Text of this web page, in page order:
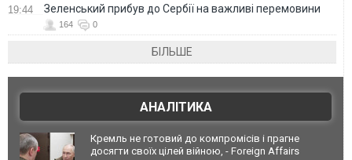
19:44 Зеленський прибув до Сербії на важливі перемовини
164 0
БІЛЬШЕ
АНАЛІТИКА
Кремль не готовий до компромісів і прагне
досягти своїх цілей війною, - Foreign Affairs